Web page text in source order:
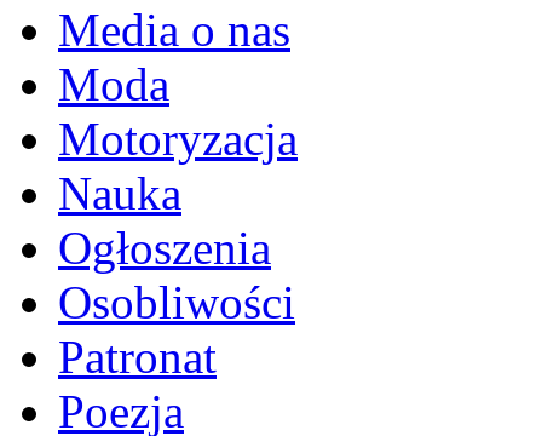
Media o nas
Moda
Motoryzacja
Nauka
Ogłoszenia
Osobliwości
Patronat
Poezja